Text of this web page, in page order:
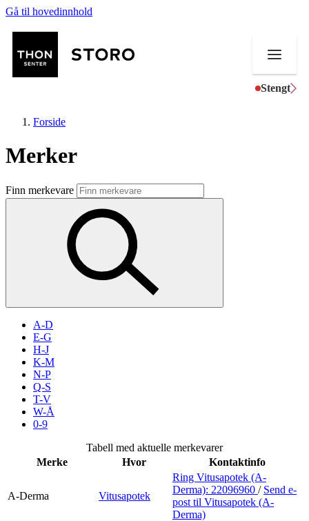
Gå til hovedinnhold
Stengt
Butikker
Mat og drikke
Aktiviteter
Merker
Inspirasjon
Søk
Åpningstider
Praktisk informasjon
Forside
Merker
Finn merkevare
A-D
E-G
H-J
K-M
N-P
Q-S
T-V
W-Å
0-9
Tabell med aktuelle merkevarer
Merke
Hvor Kontaktinfo
A-Derma Vitusapotek
Ring Vitusapotek (A-
Derma): 22096960 / Send e-
post til Vitusapotek (A-
Derma)